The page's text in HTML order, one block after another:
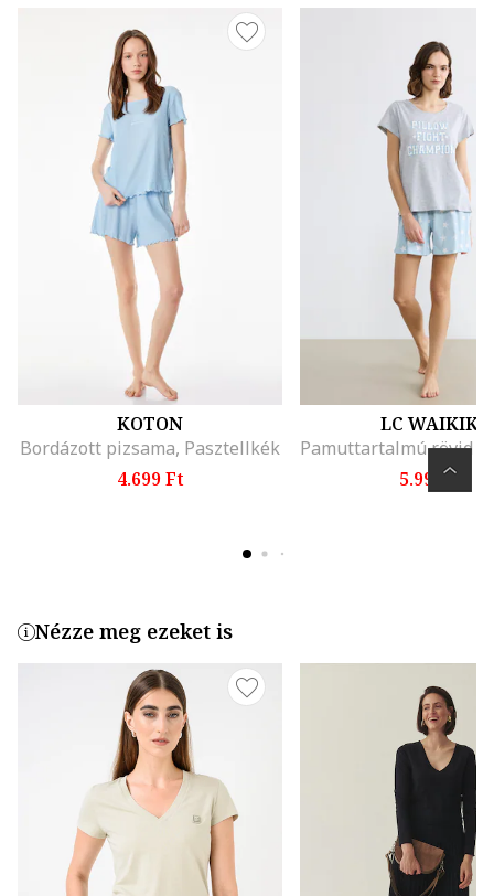
KOTON
Bordázott pizsama, Pasztellkék
4.699 Ft
LC WAIKIKI
5.995 Ft
Nézze meg ezeket is